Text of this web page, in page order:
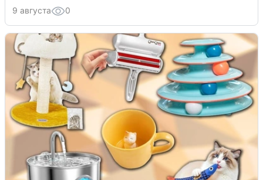
9 августа 0